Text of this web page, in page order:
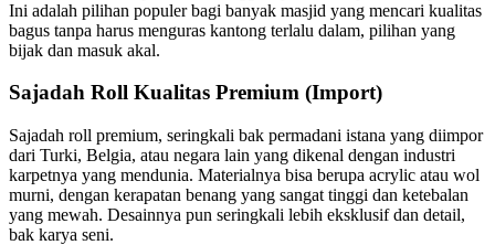
Ini adalah pilihan populer bagi banyak masjid yang mencari kualitas
bagus tanpa harus menguras kantong terlalu dalam, pilihan yang
bijak dan masuk akal.
Sajadah Roll Kualitas Premium (Import)
Sajadah roll premium, seringkali bak permadani istana yang diimpor
dari Turki, Belgia, atau negara lain yang dikenal dengan industri
karpetnya yang mendunia. Materialnya bisa berupa acrylic atau wol
murni, dengan kerapatan benang yang sangat tinggi dan ketebalan
yang mewah. Desainnya pun seringkali lebih eksklusif dan detail,
bak karya seni.